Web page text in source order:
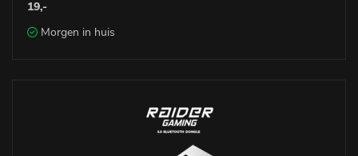
19,-
Morgen in huis